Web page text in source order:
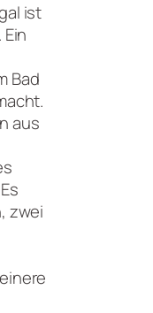
ist
Bad
aus
zwei